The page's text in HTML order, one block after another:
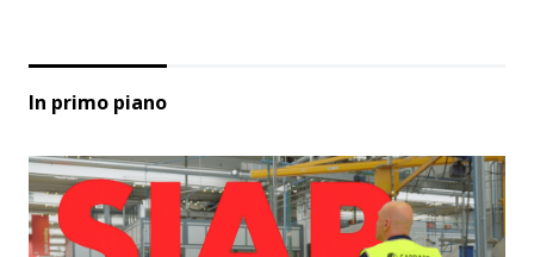
In primo piano